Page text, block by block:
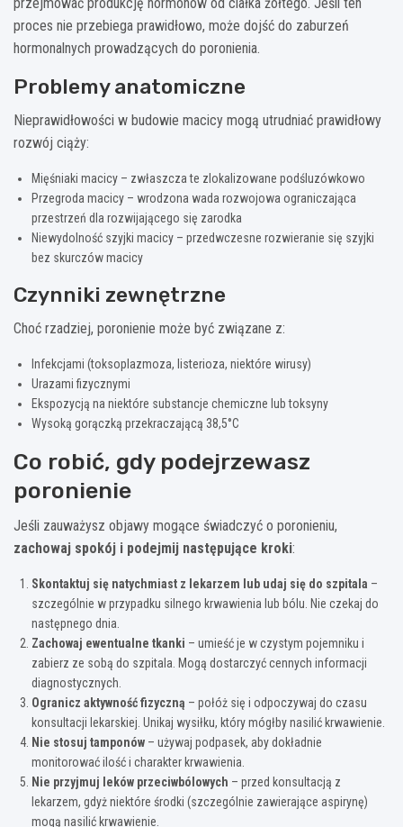
proces nie przebiega prawidłowo, może dojść do zaburzeń
hormonalnych prowadzących do poronienia.
Problemy anatomiczne
Nieprawidłowości w budowie macicy mogą utrudniać prawidłowy
rozwój ciąży:
Mięśniaki macicy – zwłaszcza te zlokalizowane podśluzówkowo
Przegroda macicy – wrodzona wada rozwojowa ograniczająca
przestrzeń dla rozwijającego się zarodka
Niewydolność szyjki macicy – przedwczesne rozwieranie się szyjki
bez skurczów macicy
Czynniki zewnętrzne
Choć rzadziej, poronienie może być związane z:
Infekcjami (toksoplazmoza, listerioza, niektóre wirusy)
Urazami fizycznymi
Ekspozycją na niektóre substancje chemiczne lub toksyny
Wysoką gorączką przekraczającą 38,5°C
Co robić, gdy podejrzewasz
poronienie
Jeśli zauważysz objawy mogące świadczyć o poronieniu,
zachowaj spokój i podejmij następujące kroki:
Skontaktuj się natychmiast z lekarzem lub udaj się do szpitala –
szczególnie w przypadku silnego krwawienia lub bólu. Nie czekaj do
następnego dnia.
Zachowaj ewentualne tkanki – umieść je w czystym pojemniku i
zabierz ze sobą do szpitala. Mogą dostarczyć cennych informacji
diagnostycznych.
Ogranicz aktywność fizyczną – połóż się i odpoczywaj do czasu
konsultacji lekarskiej. Unikaj wysiłku, który mógłby nasilić krwawienie.
Nie stosuj tamponów – używaj podpasek, aby dokładnie
monitorować ilość i charakter krwawienia.
Nie przyjmuj leków przeciwbólowych – przed konsultacją z
lekarzem, gdyż niektóre środki (szczególnie zawierające aspirynę)
mogą nasilić krwawienie.